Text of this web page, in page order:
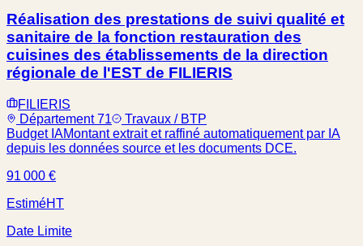
Réalisation des prestations de suivi qualité et
sanitaire de la fonction restauration des
cuisines des établissements de la direction
régionale de l'EST de FILIERIS
FILIERIS
Département 71
Travaux / BTP
Budget IAMontant extrait et raffiné automatiquement par IA
depuis les données source et les documents DCE.
91 000 €
EstiméHT
Date Limite